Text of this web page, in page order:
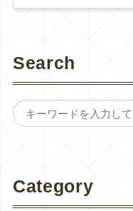
Search
Category